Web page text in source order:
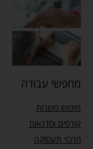
מחפשי עבודה
חיפוש משרות
קורסים וסדנאות
מרכזי תעסוקה